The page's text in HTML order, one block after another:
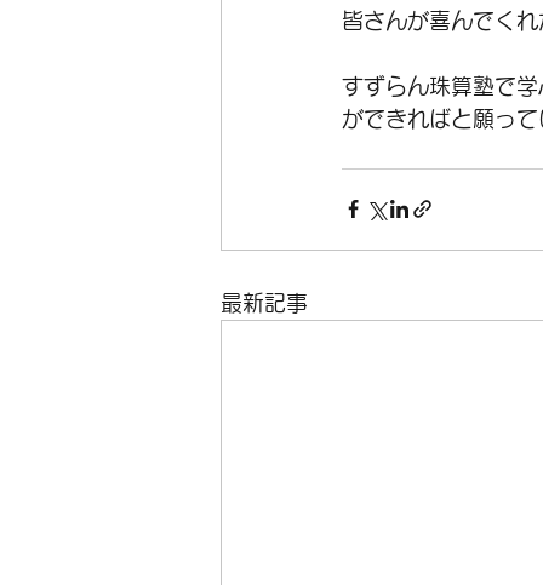
皆さんが喜んでく
すずらん珠算塾で
ができればと願っ
最新記事